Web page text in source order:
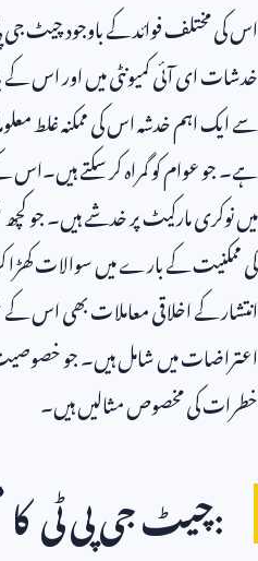
اس کی مختلف فوائد کے باوجود
خدشات ای آئی کمیونٹی میں اور اس
سے ایک اہم خدشہ اس کی ممکنہ غلط
ہے۔ جو عوام کو گمراہ کر سکتے
میں نوکری مارکیٹ پر خدشے ہیں۔ جو
کی ممکنیت کے بارے میں سوالات
انتشار کے اخلاقی معاملات بھی
اعتراضات میں شامل ہیں۔ جو
خطرات کی مخصوص مثالیں ہیں۔
:چیٹ جی پی ٹی